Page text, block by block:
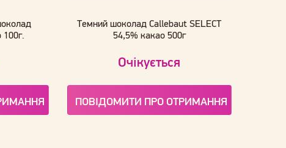
Темний шоколад Callebaut SELECT
54,5% какао 500г
Очікується
ПОВІДОМИТИ ПРО ОТРИМАННЯ